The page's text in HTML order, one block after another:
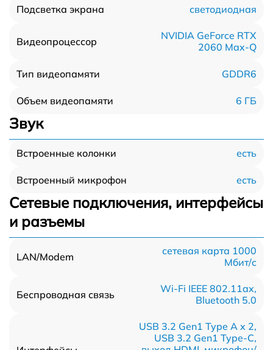
Подсветка экрана светодиодная
Видеопроцессор
NVIDIA GeForce RTX
2060 Max-Q
Тип видеопамяти GDDR6
Объем видеопамяти 6 ГБ
Звук
Встроенные колонки есть
Встроенный микрофон есть
Сетевые подключения, интерфейсы
и разъемы
LAN/Modem
сетевая карта 1000
Мбит/c
Беспроводная связь
Wi-Fi IEEE 802.11ax,
Bluetooth 5.0
USB 3.2 Gen1 Type A x 2,
USB 3.2 Gen1 Type-С,